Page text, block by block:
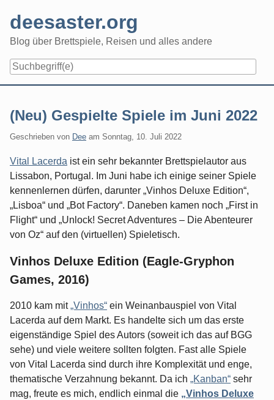
content
deesaster.org
Blog über Brettspiele, Reisen und alles andere
(Neu) Gespielte Spiele im Juni 2022
Geschrieben von Dee am Sonntag, 10. Juli 2022
Vital Lacerda ist ein sehr bekannter Brettspielautor aus
Lissabon, Portugal. Im Juni habe ich einige seiner Spiele
kennenlernen dürfen, darunter „Vinhos Deluxe Edition“,
„Lisboa“ und „Bot Factory“. Daneben kamen noch „First in
Flight“ und „Unlock! Secret Adventures – Die Abenteurer
von Oz“ auf den (virtuellen) Spieletisch.
Vinhos Deluxe Edition (Eagle-Gryphon
Games, 2016)
2010 kam mit„Vinhos“ ein Weinanbauspiel von Vital
Lacerda auf dem Markt. Es handelte sich um das erste
eigenständige Spiel des Autors (soweit ich das auf BGG
sehe) und viele weitere sollten folgten. Fast alle Spiele
von Vital Lacerda sind durch ihre Komplexität und enge,
thematische Verzahnung bekannt. Da ich „Kanban“ sehr
mag, freute es mich, endlich einmal die „Vinhos Deluxe